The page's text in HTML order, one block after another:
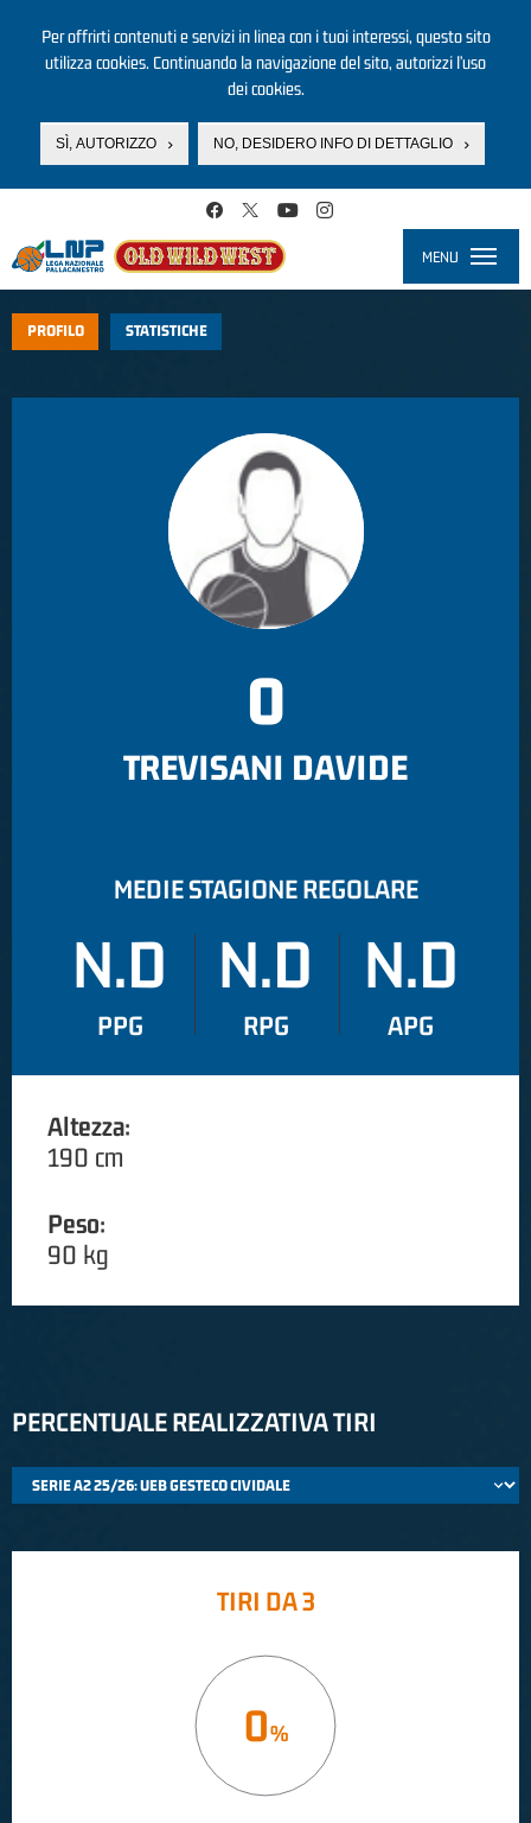
Per offrirti contenuti e servizi in linea con i tuoi interessi, questo sito
utilizza cookies. Continuando la navigazione del sito, autorizzi l’uso
dei cookies.
SÌ, AUTORIZZO NO, DESIDERO INFO DI DETTAGLIO
MENU
PROFILO STATISTICHE
0
TREVISANI DAVIDE
MEDIE STAGIONE REGOLARE
N.D
PPG
N.D
RPG
N.D
APG
Altezza:
190 cm
Peso:
90 kg
PERCENTUALE REALIZZATIVA TIRI
TIRI DA 3
0